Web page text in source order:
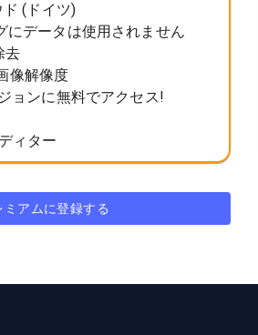
ド (ドイツ)
にデータは使用されません
去
像解像度
ョンに無料でアクセス!
ィター
ミアムに登録する